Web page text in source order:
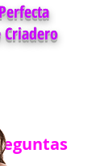
Criadero